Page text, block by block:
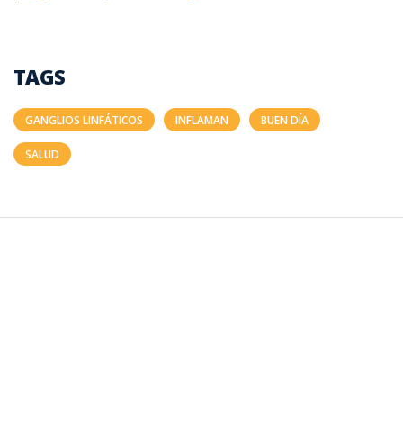
TAGS
GANGLIOS LINFÁTICOS INFLAMAN BUEN DÍA
SALUD